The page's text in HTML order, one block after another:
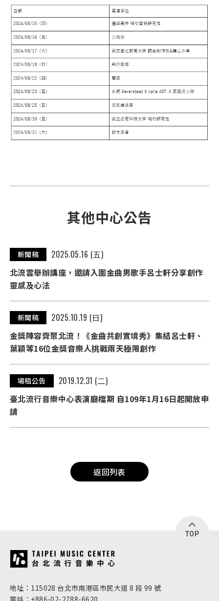
其他中心公告
新聞稿
2025.05.16 (五)
北流雲舉辦講座，邀請入圍金曲男歌手呂士軒分享創作
靈感及心法
新聞稿
2025.10.19 (日)
金獎陣容齊聚北流！《金曲共創實境秀》集結呂士軒、
葉穎等16位金獎音樂人挑戰兩天極限創作
場租公告
2019.12.31 (二)
臺北流行音樂中心表演廳檔期 自109年1月16日起開放申
請
返回列表
TOP
:::
地址：115028 台北市南港區市民大道 8 段 99 號
電話：+886-02-2788-6620